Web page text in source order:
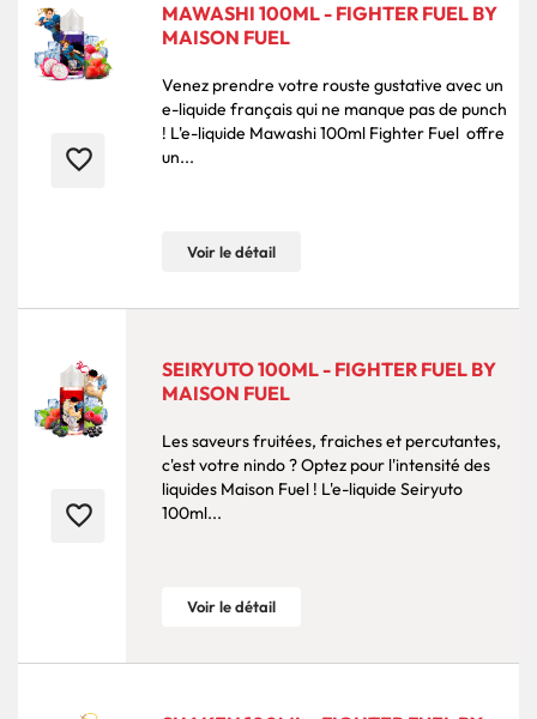
favorite_border
MAWASHI 100ML - FIGHTER FUEL BY
MAISON FUEL
Venez prendre votre rouste gustative avec un
e-liquide français qui ne manque pas de punch
! L'e-liquide Mawashi 100ml Fighter Fuel offre
un...
Voir le détail
favorite_border
SEIRYUTO 100ML - FIGHTER FUEL BY
MAISON FUEL
Les saveurs fruitées, fraiches et percutantes,
c'est votre nindo ? Optez pour l'intensité des
liquides Maison Fuel ! L'e-liquide Seiryuto
100ml...
Voir le détail